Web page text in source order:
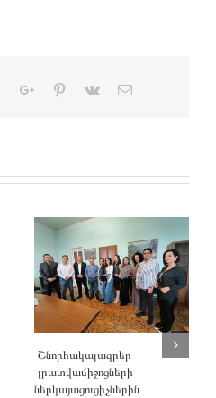
TumblrGoogle+Pinterest
Vk Email
Շնորհակալագրեր
լրատվամիջոցների
ներկայացուցիչներին